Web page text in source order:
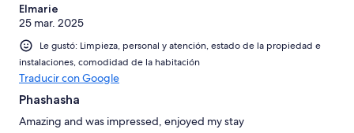
Elmarie
25 mar. 2025
Le gustó: Limpieza, personal y atención, estado de la propiedad e
instalaciones, comodidad de la habitación
Traducir con Google
Phashasha
Amazing and was impressed, enjoyed my stay